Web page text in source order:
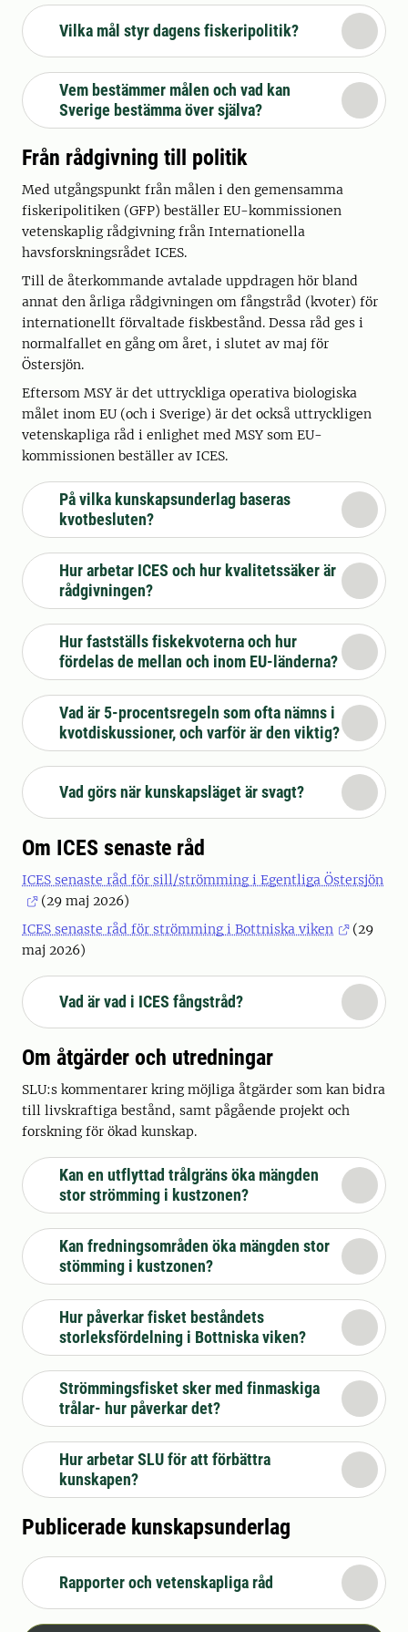
Vilka mål styr dagens fiskeripolitik?
Vem bestämmer målen och vad kan
Sverige bestämma över själva?
Från rådgivning till politik
Med utgångspunkt från målen i den gemensamma
fiskeripolitiken (GFP) beställer EU-kommissionen
vetenskaplig rådgivning från Internationella
havsforskningsrådet ICES.
Till de återkommande avtalade uppdragen hör bland
annat den årliga rådgivningen om fångstråd (kvoter) för
internationellt förvaltade fiskbestånd. Dessa råd ges i
normalfallet en gång om året, i slutet av maj för
Östersjön.
Eftersom MSY är det uttryckliga operativa biologiska
målet inom EU (och i Sverige) är det också uttryckligen
vetenskapliga råd i enlighet med MSY som EU-
kommissionen beställer av ICES.
På vilka kunskapsunderlag baseras
kvotbesluten?
Hur arbetar ICES och hur kvalitetssäker är
rådgivningen?
Hur fastställs fiskekvoterna och hur
fördelas de mellan och inom EU-länderna?
Vad är 5-procentsregeln som ofta nämns i
kvotdiskussioner, och varför är den viktig?
Vad görs när kunskapsläget är svagt?
Om ICES senaste råd
ICES senaste råd för sill/strömming i Egentliga Östersjön
(29 maj 2026)
ICES senaste råd för strömming i Bottniska viken
(29
maj 2026)
Vad är vad i ICES fångstråd?
Om åtgärder och utredningar
SLU:s kommentarer kring möjliga åtgärder som kan bidra
till livskraftiga bestånd, samt pågående projekt och
forskning för ökad kunskap.
Kan en utflyttad trålgräns öka mängden
stor strömming i kustzonen?
Kan fredningsområden öka mängden stor
stömming i kustzonen?
Hur påverkar fisket beståndets
storleksfördelning i Bottniska viken?
Strömmingsfisket sker med finmaskiga
trålar- hur påverkar det?
Hur arbetar SLU för att förbättra
kunskapen?
Publicerade kunskapsunderlag
Rapporter och vetenskapliga råd